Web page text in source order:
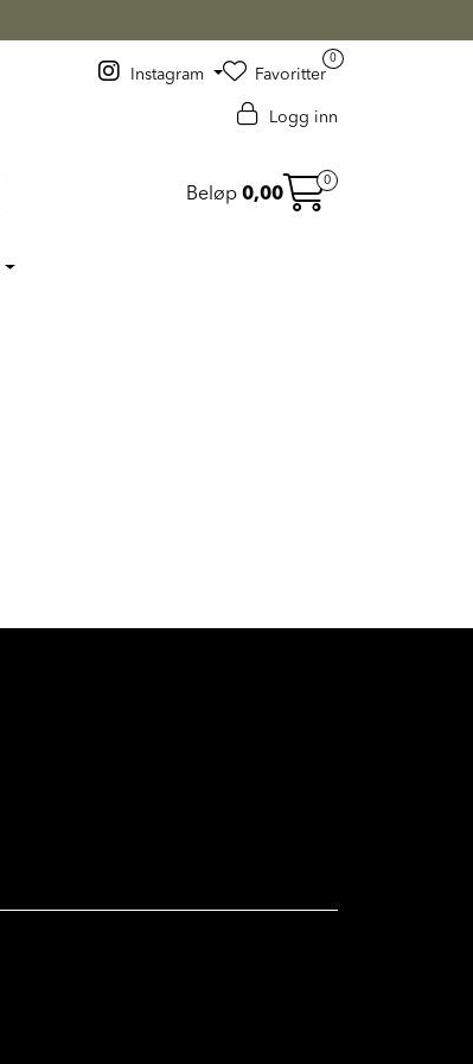
Instagram
0
Favoritter
Logg inn
Beløp 0,00
0